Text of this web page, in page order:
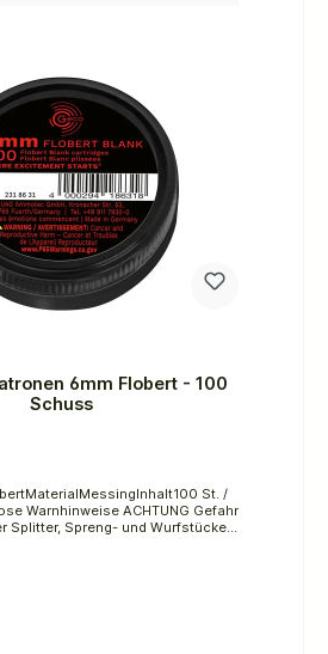
6mm Flobert - 100
Schuss
St. /
Gefahr
Splitter, Spreng- und Wurfstücke.